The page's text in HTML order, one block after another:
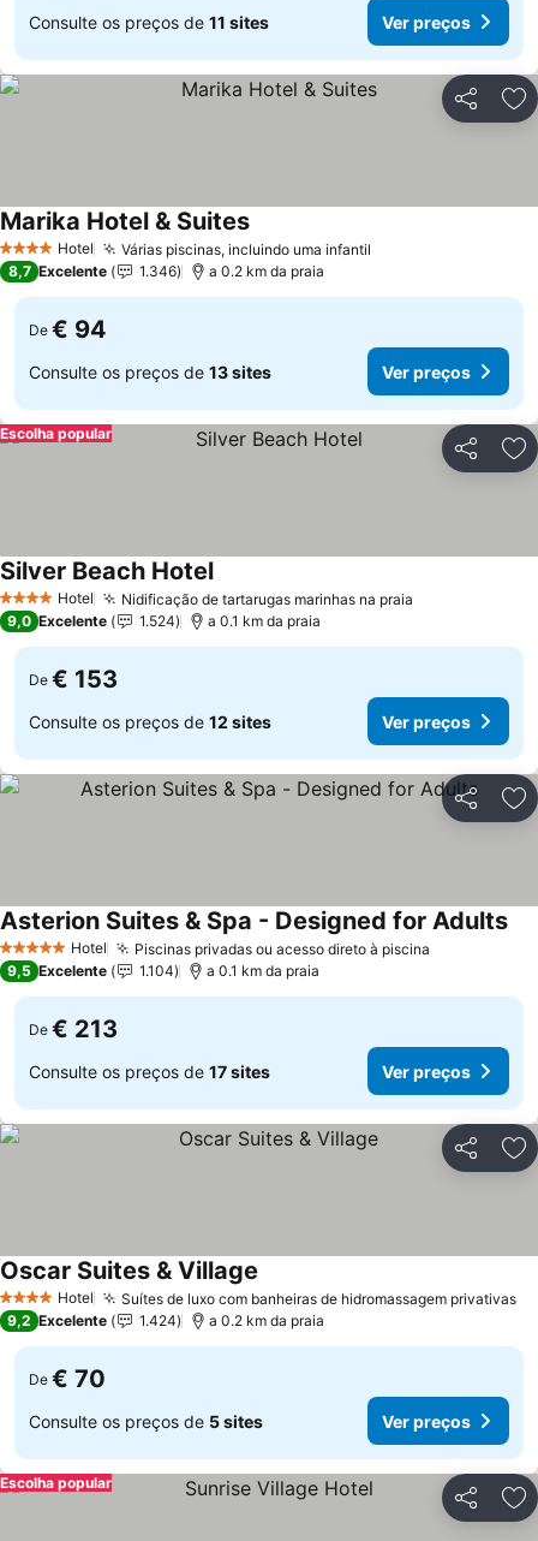
Consulte os preços de 11 sites Ver preços
Partilhar
4 EstrelasHotel Várias piscinas, incluindo uma infantil
Marika Hotel & SuitesVer preços
8,7 Excelente 1.346 a 0.2 km da praia
De € 94
Consulte os preços de 13 sites Ver preços
Partilhar
Escolha popular
4 EstrelasHotel Nidificação de tartarugas marinhas na praia
Silver Beach HotelVer preços
9,0 Excelente 1.524 a 0.1 km da praia
De € 153
Consulte os preços de 12 sites Ver preços
Partilhar
5 Estrelas Hotel Piscinas privadas ou acesso direto à piscina
Asterion Suites & Spa - Designed for Adults
9,5 Excelente 1.104 a 0.1 km da praia
De € 213
Consulte os preços de 17 sites Ver preços
Partilhar
4 EstrelasHotel Suítes de luxo com banheiras de hidromassagem privativas
Oscar Suites & Village
9,2 Excelente 1.424 a 0.2 km da praia
De € 70
Consulte os preços de 5 sites Ver preços
Partilhar
Escolha popular